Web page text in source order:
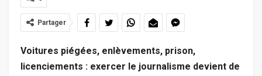
Partager
Voitures piégées, enlèvements, prison,
licenciements : exercer le journalisme devient de